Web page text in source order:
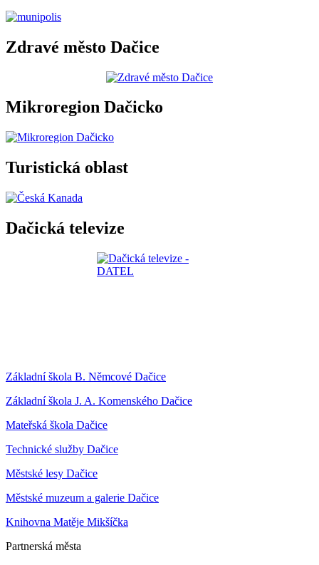
Zdravé město Dačice
Mikroregion Dačicko
Turistická oblast
Dačická televize
Základní škola B. Němcové Dačice
Základní škola J. A. Komenského Dačice
Mateřská škola Dačice
Technické služby Dačice
Městské lesy Dačice
Městské muzeum a galerie Dačice
Knihovna Matěje Mikšíčka
Partnerská města